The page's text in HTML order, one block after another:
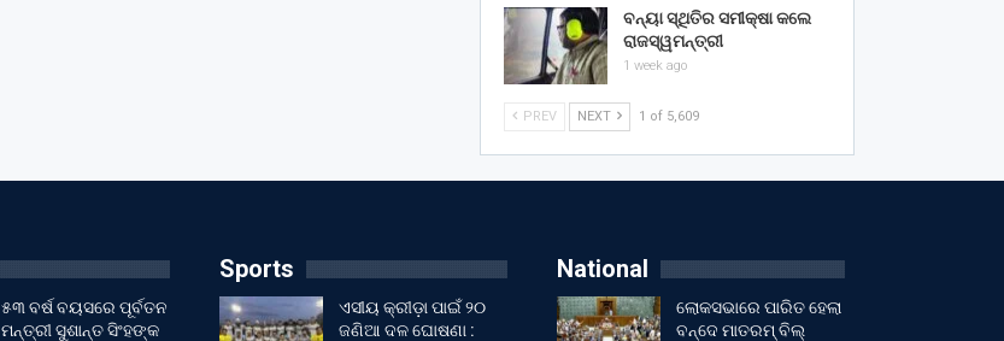
ବନ୍ୟା ସ୍ଥିତିର ସମୀକ୍ଷା କଲେ
ରାଜସ୍ୱମନ୍ତ୍ରୀ
1 week ago
PREV NEXT 1 of 5,609
୫୩ ବର୍ଷ ବୟସରେ ପୂର୍ବତନ
ମନ୍ତ୍ରୀ ସୁଶାନ୍ତ ସିଂହଙ୍କ
Sports
ଏସୀୟ କ୍ରୀଡ଼ା ପାଇଁ ୨୦
ଜଣିଆ ଦଳ ଘୋଷଣା :
National
ଲୋକସଭାରେ ପାରିତ ହେଲା
ବନ୍ଦେ ମାତରମ୍‌ ବିଲ୍‌